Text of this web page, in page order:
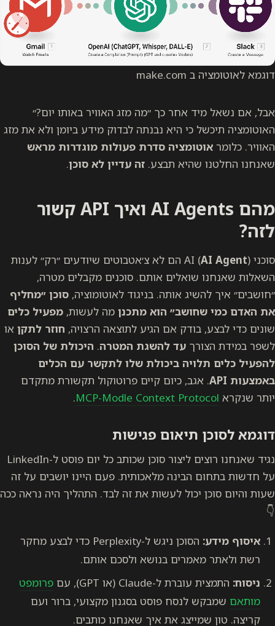
דוגמא לאוטומציה ב make.com
אבל, אם נשאל מיד אחר כך ״מה מזג האוויר באותו יום?״
האוטומציה תיכשל כי היא נבנתה לבדוק מידע ביומן ולא את מזג
האוויר. כלומר אוטומציה סדרת פעולות מוגדרות מראש
שאנחנו החלטנו שהיא תבצע. זה עדיין לא סוכן.
מהם AI Agents ואיך API קשור
לזה?
סוכני AI ( AI Agent
) הם לא צ׳אטבוטים שיודעים ״רק״ לענות
השאלות שאנחנו שואלים אותם. סוכנים מקבלים מטרה,
״חושבים״ איך להשיג אותה. בניגוד לאוטומוציה, סוכן ״מחליף
את האדם כמי שחושב״ הוא מתכנן מה לעשות, מפעיל כלים
שונים כדי לבצע, בודק אם הגיע לתוצאה הרצויה, חוזר לתקן או
לשפר במידת הצורך עד להשגת המטרה. היכולת של הסוכן
להפעיל כלים תלויה ביכולת שלו לתקשר עם הכלים
באמצעות API
. אגב, כיום קיים פרוטוקול תקשורת מתקדם
יותר שנקרא MCP-Modle Context Protocol
.
דוגמא לסוכן תיאום פגישות
נגיד שאנחנו רוצים ליצור סוכן שכותב כל יום פוסט ל-LinkedIn
על חדשות בתחום הבינה מלאכותית. פעם היינו יושבים על זה
שעות והיום סוכן יכול לעשות את זה לבד. התהליך היה נראה ככה
👇
איסוף מידע:
הסוכן ניגש ל-Perplexity כדי לבצע מחקר
רשת ולאתר מאמרים בנושא ולסכם אותם.
ניסוח: התמצית עוברת ל-Claude (או GPT), עם
פרומפט
מותאם שמבקש לנסח פוסט בסגנון מקצועי, ברור ועם
קריצה. טון שמייצג את איך שאנחנו כותבים.